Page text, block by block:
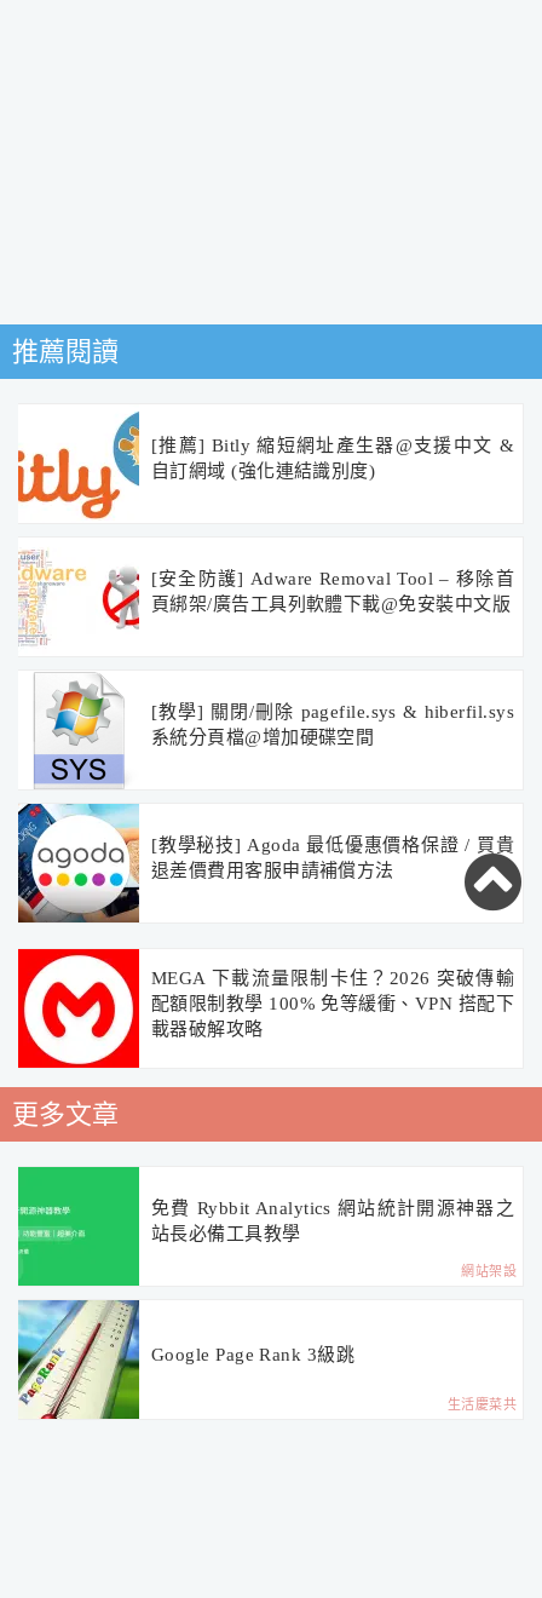
推薦閱讀
[推薦] Bitly 縮短網址產生器@支援中文 &
自訂網域 (強化連結識別度)
[安全防護] Adware Removal Tool – 移除首
頁綁架/廣告工具列軟體下載@免安裝中文版
[教學] 關閉/刪除 pagefile.sys & hiberfil.sys
系統分頁檔@增加硬碟空間
[教學秘技] Agoda 最低優惠價格保證 / 買貴
退差價費用客服申請補償方法
MEGA 下載流量限制卡住？2026 突破傳輸
配額限制教學 100% 免等緩衝、VPN 搭配下
載器破解攻略
更多文章
免費 Rybbit Analytics 網站統計開源神器之
站長必備工具教學
網站架設
Google Page Rank 3級跳
生活慶菜共